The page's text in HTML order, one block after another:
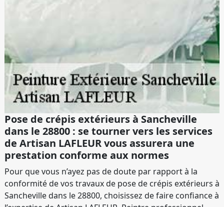
Pose de crépis extérieurs à Sancheville
dans le 28800 : se tourner vers les services
de Artisan LAFLEUR vous assurera une
prestation conforme aux normes
Pour que vous n’ayez pas de doute par rapport à la
conformité de vos travaux de pose de crépis extérieurs à
Sancheville dans le 28800, choisissez de faire confiance à